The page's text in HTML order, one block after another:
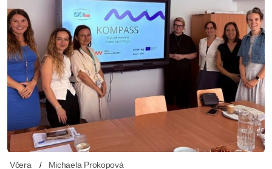
Včera Michaela Prokopová